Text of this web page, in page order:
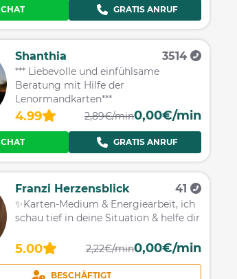
CHAT GRATIS ANRUF
Shanthia 3514
*** Liebevolle und einfühlsame
Beratung mit Hilfe der
Lenormandkarten***
4.99 2,89€/min0,00€/min
CHAT GRATIS ANRUF
Franzi Herzensblick 41
✨Karten-Medium & Energiearbeit, ich
schau tief in deine Situation & helfe dir
5.00 2,22€/min0,00€/min
BESCHÄFTIGT